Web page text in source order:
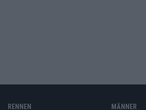
RENNEN MÄNNER